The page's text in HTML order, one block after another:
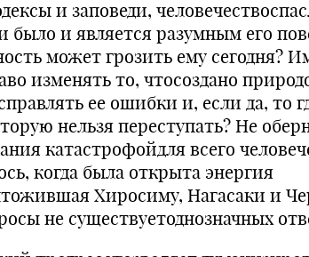
и заповеди,
было и является разумным его
может грозить ему сегодня?
изменять то, чтосоздано
ее ошибки и, если да, то
нельзя переступать? Не
катастрофойдля всего
когда была открыта энергия
Хиросиму, Нагасаки и
не существуетоднозначных